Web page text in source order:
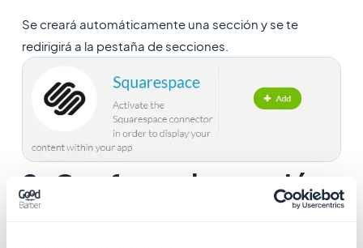
Se creará automáticamente una sección y se te
redirigirá a la pestaña de secciones.
2. Configura la sección
Squarespace